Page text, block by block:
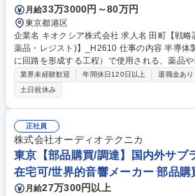
月給33万3000円～80万円
東京都港区
企業名 キオクシア株式会社 求人名 田町【戦略調達・購買(半導体製造用の
薬品・レジスト)】_H2610 仕事の内容 半導体製造の前工程（ウェーハ上
に回路を形成する工程）で使用される、薬品
バイヤー業務および調達戦略の立案・実行をお任せし
規材料のソーシング（候補先探索）：開発部門
用の新材料について、開発担当と連携しなが
中から探索・選定します。■キャパシティ・プ
認）：当社の数年先の中長期生産計画に対し、
や原材料の確保状況が十分であるかを精査し、
消します。■戦略的価格交渉・アロケーション決定 募集職種 田町【
達・購買(半導体製造用の薬品・レジスト)】
業界未経験歓迎 年間休日120日以上 退職金あり
土日祝休み
正社員
株式会社オーディオテクニカ
東京【部品購買/調達】国内外サプ
在宅可/世界的音響メーカー 部品購
月給27万300円以上